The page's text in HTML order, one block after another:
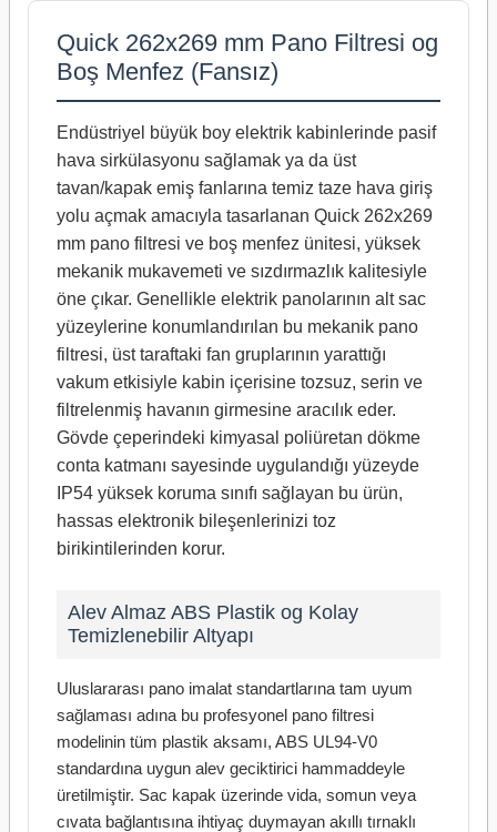
Quick 262x269 mm Pano Filtresi og
Boş Menfez (Fansız)
Endüstriyel büyük boy elektrik kabinlerinde pasif
hava sirkülasyonu sağlamak ya da üst
tavan/kapak emiş fanlarına temiz taze hava giriş
yolu açmak amacıyla tasarlanan Quick 262x269
mm pano filtresi ve boş menfez ünitesi, yüksek
mekanik mukavemeti ve sızdırmazlık kalitesiyle
öne çıkar. Genellikle elektrik panolarının alt sac
yüzeylerine konumlandırılan bu mekanik pano
filtresi, üst taraftaki fan gruplarının yarattığı
vakum etkisiyle kabin içerisine tozsuz, serin ve
filtrelenmiş havanın girmesine aracılık eder.
Gövde çeperindeki kimyasal poliüretan dökme
conta katmanı sayesinde uygulandığı yüzeyde
IP54 yüksek koruma sınıfı sağlayan bu ürün,
hassas elektronik bileşenlerinizi toz
birikintilerinden korur.
Alev Almaz ABS Plastik og Kolay
Temizlenebilir Altyapı
Uluslararası pano imalat standartlarına tam uyum
sağlaması adına bu profesyonel pano filtresi
modelinin tüm plastik aksamı, ABS UL94-V0
standardına uygun alev geciktirici hammaddeyle
üretilmiştir. Sac kapak üzerinde vida, somun veya
cıvata bağlantısına ihtiyaç duymayan akıllı tırnaklı